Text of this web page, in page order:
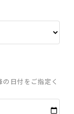
日付をご指定く